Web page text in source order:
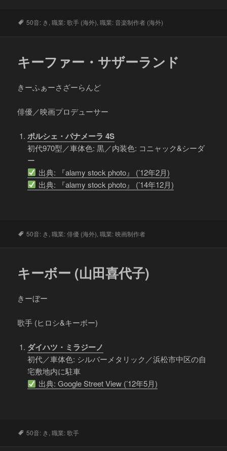
タ
50音: き,職業: 歌手 (海外),職業: 音楽制作者 (海外)
キーファー・サザーランド
きーふぁーさざーらんど
俳優／映画プロデューサー
ポルシェ・パナメーラ 4S
初代970型／車体色: 黒／内装色: コニャック&シーダ
ー
出典: 『alamy stock photo』 (’12年2月)
出典: 『alamy stock photo』 (’14年12月)
タ
50音: き,職業: 俳優 (海外),職業: 映画制作者
キーボー (山田喜代子)
きーぼー
歌手 (ヒロシ&キーボー)
ダイハツ・ミラジーノ
初代／車体色: シルバーメタリック／浜松市中区の自
宅敷地内に駐車
出典: Google Street View (’12年5月)
タ
50音: き,職業: 歌手